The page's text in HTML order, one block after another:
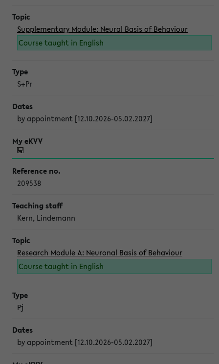
Supplementary Module: Neural Basis of Behaviour
Course taught in English
S+Pr
by appointment [12.10.2026-05.02.2027]
209538
Kern, Lindemann
Research Module A: Neuronal Basis of Behaviour
Course taught in English
Pj
by appointment [12.10.2026-05.02.2027]